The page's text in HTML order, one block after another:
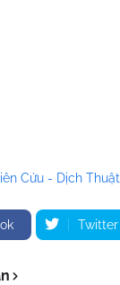
Cứu - Dịch Thuật
Twitter